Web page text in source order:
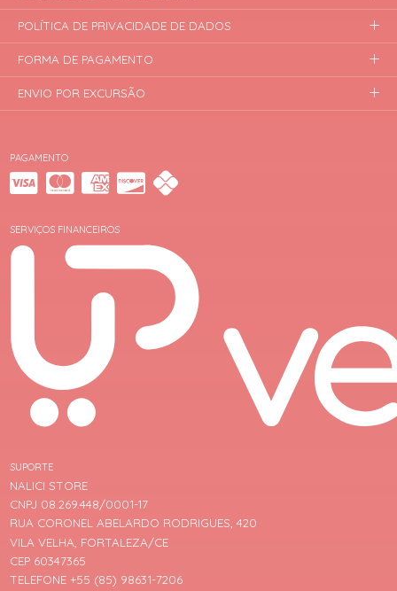
PAGAMENTO
SERVIÇOS FINANCEIROS
SUPORTE
NALICI STORE
CNPJ 08.269.448/0001-17
RUA CORONEL ABELARDO RODRIGUES, 420
VILA VELHA, FORTALEZA/CE
CEP 60347365
TELEFONE +55 (85) 98631-7206
POLÍTICA DE PRIVACIDADE DE DADOS
FORMA DE PAGAMENTO
ENVIO POR EXCURSÃO